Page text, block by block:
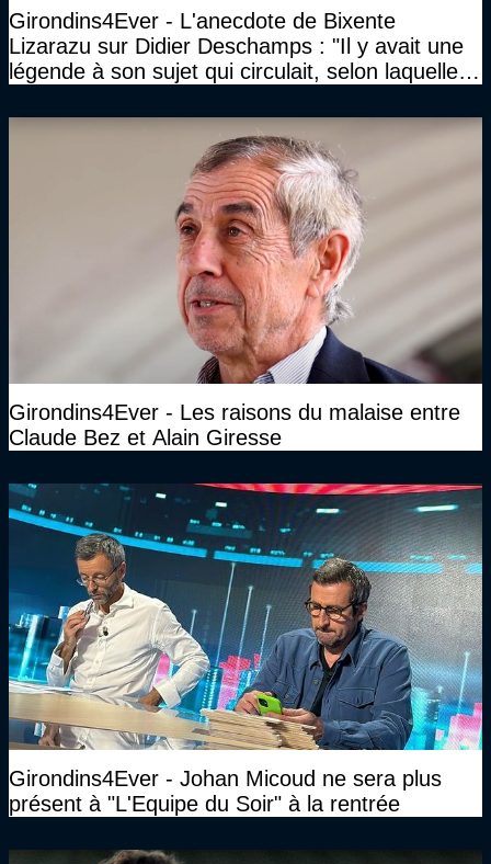
Girondins4Ever - L'anecdote de Bixente
Lizarazu sur Didier Deschamps : "Il y avait une
légende à son sujet qui circulait, selon laquelle il
Girondins4Ever - Les raisons du malaise entre
Claude Bez et Alain Giresse
Girondins4Ever - Johan Micoud ne sera plus
présent à "L'Equipe du Soir" à la rentrée